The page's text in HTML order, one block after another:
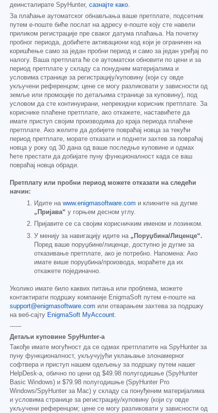
деинсталирате SpyHunter, сазнајте како
За плаћање аутоматског обнављања ваше претплате, подсетник
путем е-поште биће послат на адресу е-поште коју сте навели
приликом регистрације пре сваког датума плаћања. На почетку
пробног периода, добићете активациони код који је ограничен на
коришћење само за један пробни период и само за један уређај по
налогу. Ваша претплата ће се аутоматски обновити по цени и за
период претплате у складу са понудним материјалима и
условима странице за регистрацију/куповину (који су овде
укључени референцом; цене се могу разликовати у зависности од
земље или промоције по детаљима странице за куповину), под
условом да сте континуирани, непрекидни корисник претплате. За
кориснике плаћене претплате, ако откажете, наставићете да
имате приступ својим производима до краја периода плаћене
претплате. Ако желите да добијете повраћај новца за текући
период претплате, морате отказати и поднети захтев за повраћај
новца у року од 30 дана од ваше последње куповине и одмах
ћете престати да добијате пуну функционалност када се ваш
повраћај новца обради.
Претплату или пробни период можете отказати на следећи
начин:
Идите на www.enigmasoftware.com и кликните на дугме
„Пријава“ у горњем десном углу.
Пријавите се са својим корисничким именом и лозинком.
У менију за навигацију идите на „Поруџбина/Лиценце“.
Поред ваше поруџбине/лиценце, доступно је дугме за
отказивање претплате, ако је потребно. Напомена: Ако
имате више поруџбина/производа, мораћете да их
откажете појединачно.
Уколико имате било каквих питања или проблема, можете
контактирати подршку компаније EnigmaSoft путем е-поште на
support@enigmasoftware.com или отварањем захтева за подршку
на веб-сајту EnigmaSoft MyAccount
------
Детаљи куповине SpyHunter-а
Такође имате могућност да се одмах претплатите на SpyHunter за
пуну функционалност, укључујући уклањање злонамерног
софтвера и приступ нашем одељењу за подршку путем нашег
HelpDesk-а, обично по цени од $49.98 полугодишње (SpyHunter
Basic Windows) и $79.98 полугодишње (SpyHunter Pro
Windows/SpyHunter за Mac) у складу са понуђеним материјалима
и условима странице за регистрацију/куповину (који су овде
укључени референцом; цене се могу разликовати у зависности од